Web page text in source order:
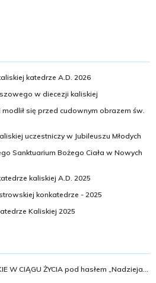
katedrze A.D. 2026
w diecezji kaliskiej
się przed cudownym obrazem św.
uczestniczy w Jubileuszu Młodych
Sanktuarium Bożego Ciała w Nowych
kaliskiej A.D. 2025
konkatedrze - 2025
Kaliskiej 2025
W CIĄGU ŻYCIA pod hasłem „Nadzieja...